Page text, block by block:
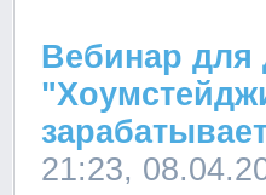
Вебинар для
21:23,